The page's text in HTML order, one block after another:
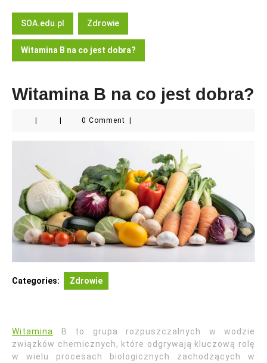
Button
SOA.edu.pl Zdrowie
Witamina B na co jest dobra?
Witamina B na co jest dobra?
0 Comment
Categories: Zdrowie
Witamina
B to grupa rozpuszczalnych w wodzie
związków chemicznych, które odgrywają kluczową rolę
w wielu procesach biologicznych zachodzących w